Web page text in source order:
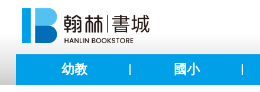
幼教 國小